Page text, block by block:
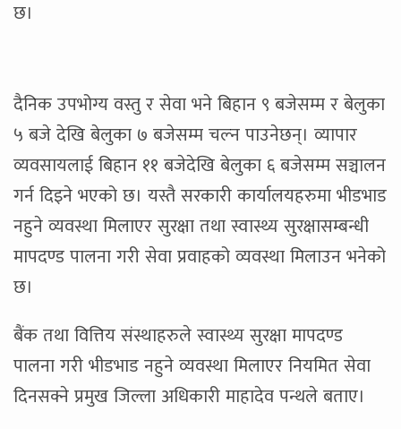
छ।
दैनिक उपभोग्य वस्तु र सेवा भने बिहान ९ बजेसम्म र बेलुका
५ बजे देखि बेलुका ७ बजेसम्म चल्न पाउनेछन्। व्यापार
व्यवसायलाई बिहान ११ बजेदेखि बेलुका ६ बजेसम्म सञ्चालन
गर्न दिइने भएको छ। यस्तै सरकारी कार्यालयहरुमा भीडभाड
नहुने व्यवस्था मिलाएर सुरक्षा तथा स्वास्थ्य सुरक्षासम्बन्धी
मापदण्ड पालना गरी सेवा प्रवाहको व्यवस्था मिलाउन भनेको
छ।
बैंक तथा वित्तिय संस्थाहरुले स्वास्थ्य सुरक्षा मापदण्ड
पालना गरी भीडभाड नहुने व्यवस्था मिलाएर नियमित सेवा
दिनसक्ने प्रमुख जिल्ला अधिकारी माहादेव पन्थले बताए।